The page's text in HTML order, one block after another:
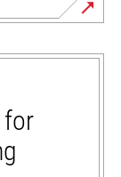
for